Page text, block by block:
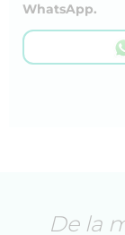
WhatsApp.
De la